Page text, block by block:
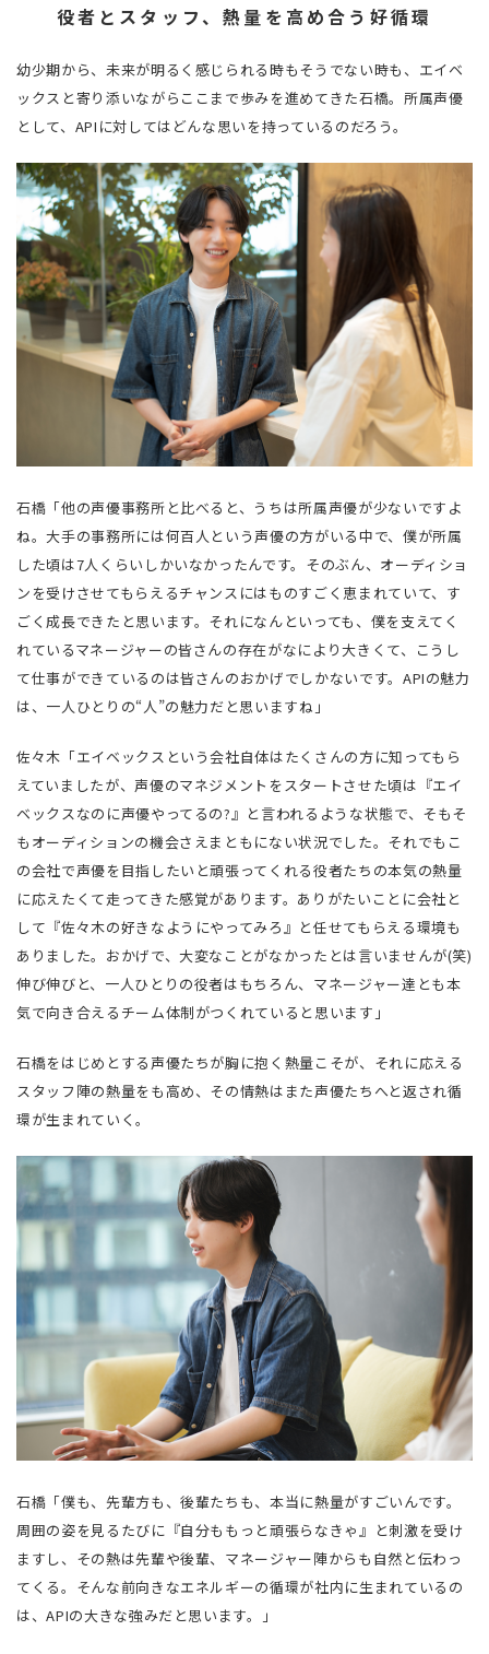
役者とスタッフ、熱量を高め合う好循環
幼少期から、未来が明るく感じられる時もそうでない時も、エイベ
ックスと寄り添いながらここまで歩みを進めてきた石橋。所属声優
として、APIに対してはどんな思いを持っているのだろう。
石橋「他の声優事務所と比べると、うちは所属声優が少ないですよ
ね。大手の事務所には何百人という声優の方がいる中で、僕が所属
した頃は7人くらいしかいなかったんです。そのぶん、オーディショ
ンを受けさせてもらえるチャンスにはものすごく恵まれていて、す
ごく成長できたと思います。それになんといっても、僕を支えてく
れているマネージャーの皆さんの存在がなにより大きくて、こうし
て仕事ができているのは皆さんのおかげでしかないです。APIの魅力
は、一人ひとりの“人”の魅力だと思いますね」
佐々木「エイベックスという会社自体はたくさんの方に知ってもら
えていましたが、声優のマネジメントをスタートさせた頃は『エイ
ベックスなのに声優やってるの?』と言われるような状態で、そもそ
もオーディションの機会さえまともにない状況でした。それでもこ
の会社で声優を目指したいと頑張ってくれる役者たちの本気の熱量
に応えたくて走ってきた感覚があります。ありがたいことに会社と
して『佐々木の好きなようにやってみろ』と任せてもらえる環境も
ありました。おかげで、大変なことがなかったとは言いませんが(笑)
伸び伸びと、一人ひとりの役者はもちろん、マネージャー達とも本
気で向き合えるチーム体制がつくれていると思います」
石橋をはじめとする声優たちが胸に抱く熱量こそが、それに応える
スタッフ陣の熱量をも高め、その情熱はまた声優たちへと返され循
環が生まれていく。
石橋「僕も、先輩方も、後輩たちも、本当に熱量がすごいんです。
周囲の姿を見るたびに『自分ももっと頑張らなきゃ』と刺激を受け
ますし、その熱は先輩や後輩、マネージャー陣からも自然と伝わっ
てくる。そんな前向きなエネルギーの循環が社内に生まれているの
は、APIの大きな強みだと思います。」